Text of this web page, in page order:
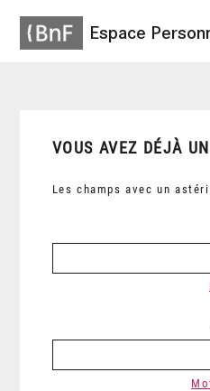
Espace
VOUS AVEZ DÉJÀ
Les champs avec un